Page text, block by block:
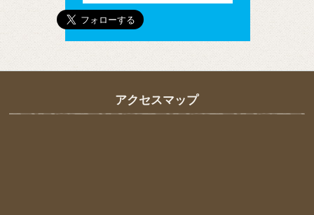
アクセスマップ